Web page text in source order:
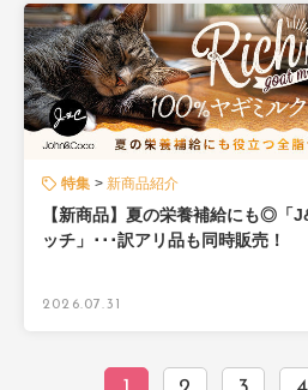
特集 新商品紹介
【新商品】夏の栄養補給にも◎「
ッチ」･･･訳アリ品も同時販売！
2026.07.31